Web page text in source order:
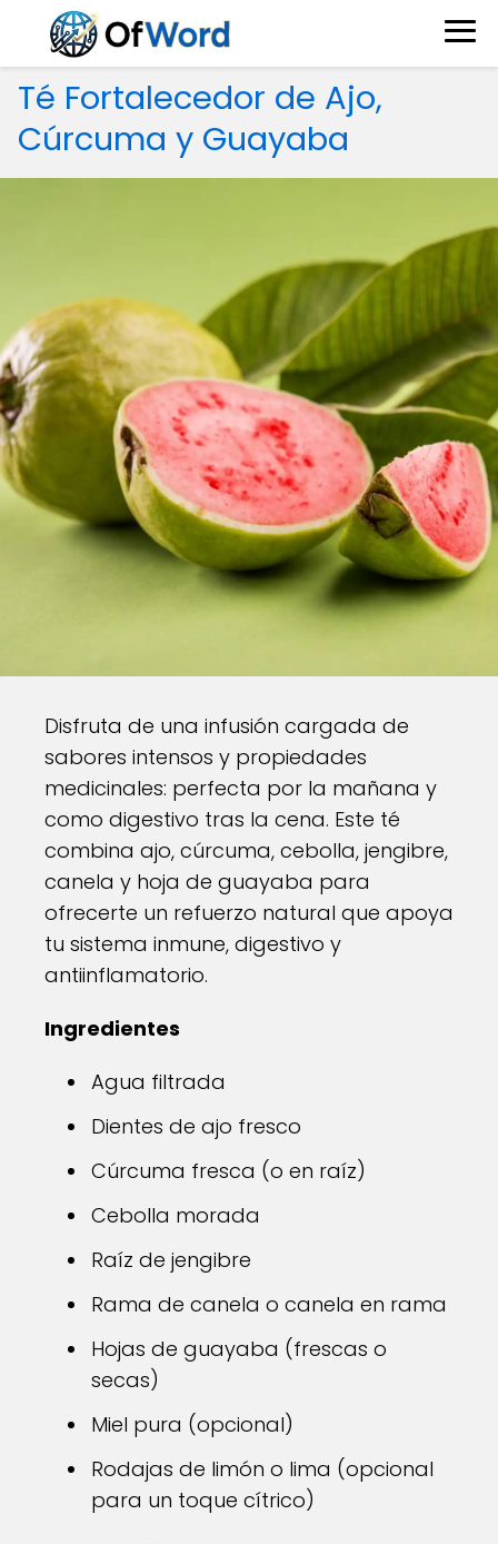
Té Fortalecedor de Ajo,
Cúrcuma y Guayaba
Disfruta de una infusión cargada de
sabores intensos y propiedades
medicinales: perfecta por la mañana y
como digestivo tras la cena. Este té
combina ajo, cúrcuma, cebolla, jengibre,
canela y hoja de guayaba para
ofrecerte un refuerzo natural que apoya
tu sistema inmune, digestivo y
antiinflamatorio.
Ingredientes
Agua filtrada
Dientes de ajo fresco
Cúrcuma fresca (o en raíz)
Cebolla morada
Raíz de jengibre
Rama de canela o canela en rama
Hojas de guayaba (frescas o
secas)
Miel pura (opcional)
Rodajas de limón o lima (opcional
para un toque cítrico)